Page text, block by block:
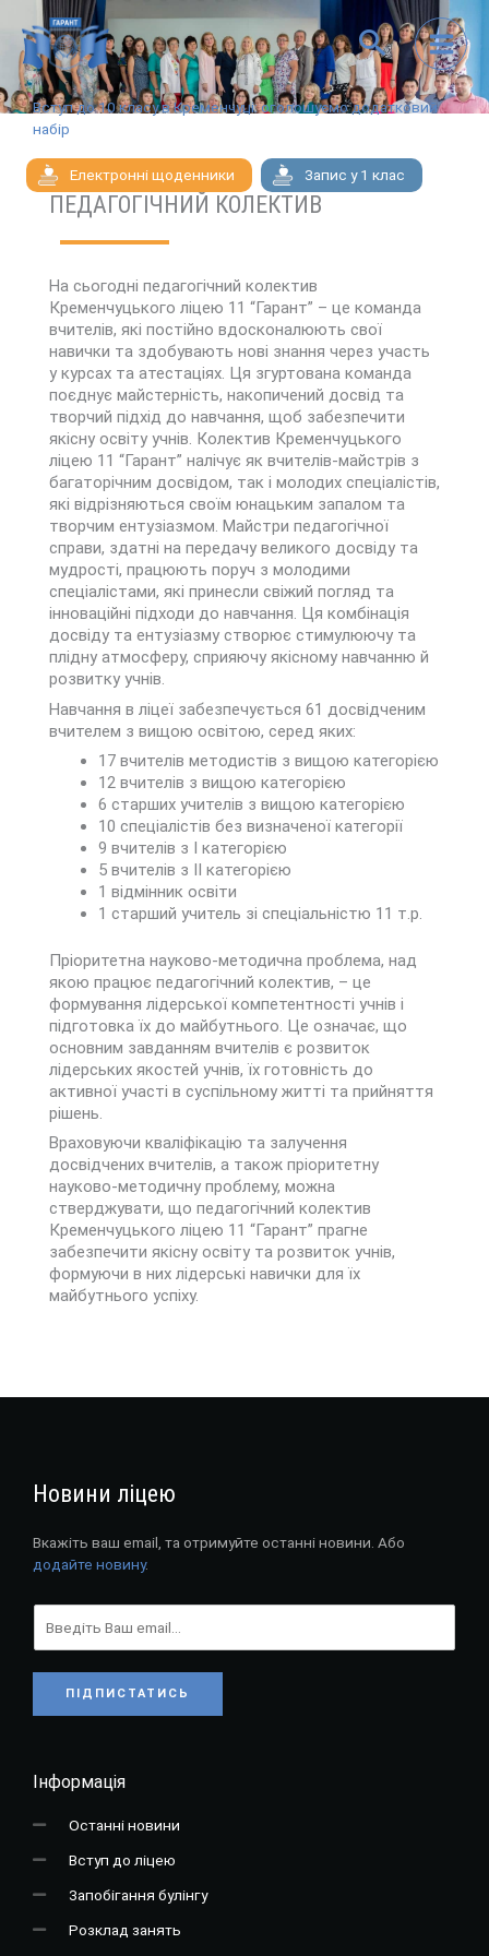
Перейти
вмісту
Вступ до 10 класу в Кременчуці: оголошуємо додатковий
набір
Електронні щоденники Запис у 1 клас
Декілька слів про
ПЕДАГОГІЧНИЙ КОЛЕКТИВ
На сьогодні педагогічний колектив
Кременчуцького ліцею 11 “Гарант” – це команда
вчителів, які постійно вдосконалюють свої
навички та здобувають нові знання через участь
у курсах та атестаціях. Ця згуртована команда
поєднує майстерність, накопичений досвід та
творчий підхід до навчання, щоб забезпечити
якісну освіту учнів. Колектив Кременчуцького
ліцею 11 “Гарант” налічує як вчителів-майстрів з
багаторічним досвідом, так і молодих спеціалістів,
які відрізняються своїм юнацьким запалом та
творчим ентузіазмом. Майстри педагогічної
справи, здатні на передачу великого досвіду та
мудрості, працюють поруч з молодими
спеціалістами, які принесли свіжий погляд та
інноваційні підходи до навчання. Ця комбінація
досвіду та ентузіазму створює стимулюючу та
плідну атмосферу, сприяючу якісному навчанню й
розвитку учнів.
Навчання в ліцеї забезпечується 61 досвідченим
вчителем з вищою освітою, серед яких:
17 вчителів методистів з вищою категорією
12 вчителів з вищою категорією
6 старших учителів з вищою категорією
10 спеціалістів без визначеної категорії
9 вчителів з І категорією
5 вчителів з ІІ категорією
1 відмінник освіти
1 старший учитель зі спеціальністю 11 т.р.
Пріоритетна науково-методична проблема, над
якою працює педагогічний колектив, – це
формування лідерської компетентності учнів і
підготовка їх до майбутнього. Це означає, що
основним завданням вчителів є розвиток
лідерських якостей учнів, їх готовність до
активної участі в суспільному житті та прийняття
рішень.
Враховуючи кваліфікацію та залучення
досвідчених вчителів, а також пріоритетну
науково-методичну проблему, можна
стверджувати, що педагогічний колектив
Кременчуцького ліцею 11 “Гарант” прагне
забезпечити якісну освіту та розвиток учнів,
формуючи в них лідерські навички для їх
майбутнього успіху.
Новини ліцею
Вкажіть ваш email, та отримуйте останні новини. Або
додайте новину.
ПІДПИСТАТИСЬ
Інформація
Останні новини
Вступ до ліцею
Запобігання булінгу
Розклад занять